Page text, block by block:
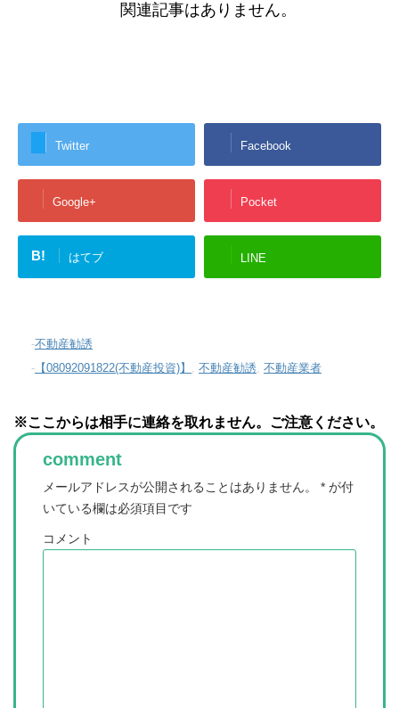
関連記事はありません。
Twitter Facebook
Google+ Pocket
B! はてブ LINE
-不動産勧誘
- 【08092091822(不動産投資)】 , 不動産勧誘, 不動産業者
※ここからは相手に連絡を取れません。ご注意ください。
comment
メールアドレスが公開されることはありません。 * が付
いている欄は必須項目です
コメント